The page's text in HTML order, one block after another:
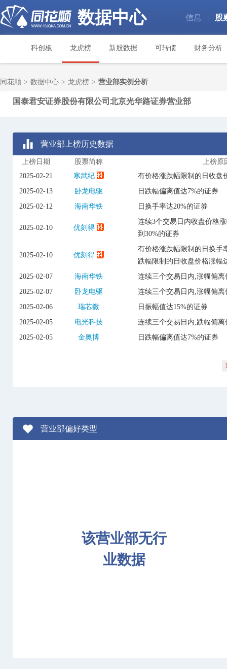
数据中心 信息 股
科创板 龙虎榜 新股数据 可转债 财务分析
同花顺 > 数据中心 > 龙虎榜 > 营业部实例分析
国泰君安证券股份有限公司北京光华路证券营业部
营业部上榜历史数据
上榜日期 股票简称
上榜原
2025-02-21
寒武纪
有价格涨跌幅限制的日收盘
2025-02-13
卧龙电驱
日跌幅偏离值达7%的证券
2025-02-12
海南华铁 日换手率达20%的证券
2025-02-10 优刻得
连续3个交易日内收盘价格
到30%的证券
2025-02-10 优刻得
有价格涨跌幅限制的日换手
跌幅限制的日收盘价格涨幅
2025-02-07
海南华铁
连续三个交易日内,涨幅偏离
2025-02-07
卧龙电驱
连续三个交易日内,涨幅偏离
2025-02-06
瑞芯微
日振幅值达15%的证券
2025-02-05
电光科技
连续三个交易日内,跌幅偏离
2025-02-05
金奥博 日跌幅偏离值达7%的证券
营业部偏好类型
该营业部无行
业数据